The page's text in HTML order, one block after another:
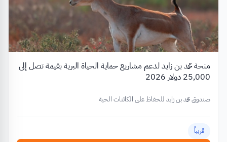
منحة محمد بن زايد لدعم مشاريع حماية الحياة البرية بقيمة تصل إلى
25,000 دولار 2026
صندوق محمد بن زايد للحفاظ على الكائنات الحية
قريباً